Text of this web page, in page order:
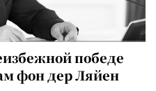
победе
фон дер Ляйен